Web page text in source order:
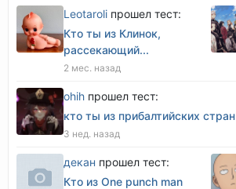
Leotaroli прошел тест:
Кто ты из Клинок,
рассекающий...
2 мес. назад
оhih прошел тест:
кто ты из прибалтийских стран
3 нед. назад
декан прошел тест:
Кто из One punch man